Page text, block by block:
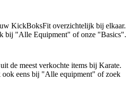
KickBoksFit overzichtelijk bij elkaar.
bij "Alle Equipment" of onze "Basics".
de meest verkochte items bij Karate.
ook eens bij "Alle equipment" of zoek